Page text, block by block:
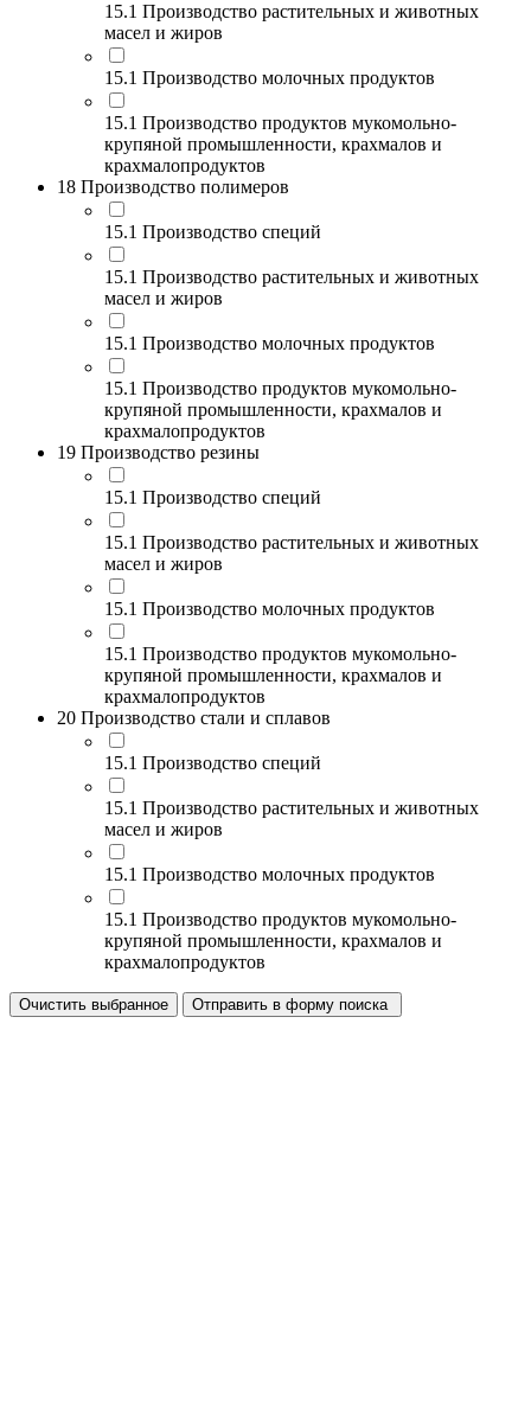
15.1 Производство растительных и животных
масел и жиров
15.1 Производство молочных продуктов
15.1 Производство продуктов мукомольно-
крупяной промышленности, крахмалов и
крахмалопродуктов
18 Производство полимеров
15.1 Производство специй
15.1 Производство растительных и животных
масел и жиров
15.1 Производство молочных продуктов
15.1 Производство продуктов мукомольно-
крупяной промышленности, крахмалов и
крахмалопродуктов
19 Производство резины
15.1 Производство специй
15.1 Производство растительных и животных
масел и жиров
15.1 Производство молочных продуктов
15.1 Производство продуктов мукомольно-
крупяной промышленности, крахмалов и
крахмалопродуктов
20 Производство стали и сплавов
15.1 Производство специй
15.1 Производство растительных и животных
масел и жиров
15.1 Производство молочных продуктов
15.1 Производство продуктов мукомольно-
крупяной промышленности, крахмалов и
крахмалопродуктов